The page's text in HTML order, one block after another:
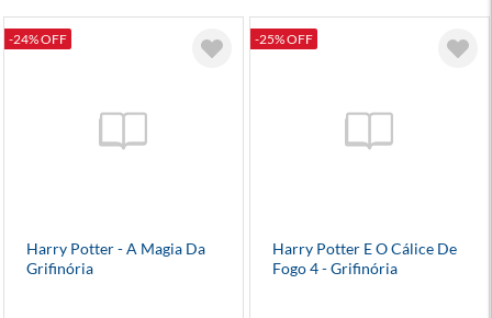
-24% OFF
Harry Potter - A Magia Da
Grifinória
-25% OFF
Harry Potter E O Cálice De
Fogo 4 - Grifinória